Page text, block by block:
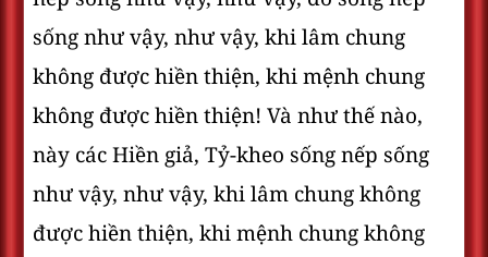
sống như vậy, như vậy, khi lâm chung
không được hiền thiện, khi mệnh chung
không được hiền thiện! Và như thế nào,
này các Hiền giả, Tỷ-kheo sống nếp sống
như vậy, như vậy, khi lâm chung không
được hiền thiện, khi mệnh chung không